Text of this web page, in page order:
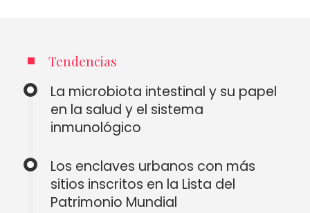
Tendencias
La microbiota intestinal y su papel
en la salud y el sistema
inmunológico
Los enclaves urbanos con más
sitios inscritos en la Lista del
Patrimonio Mundial